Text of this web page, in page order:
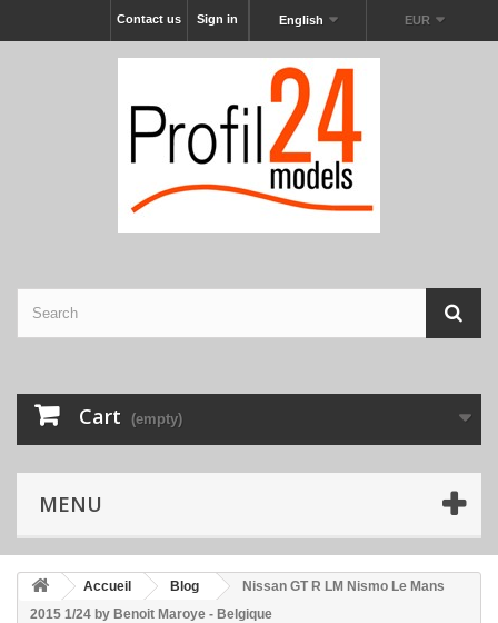
EUR
English
Sign in
Contact us
Cart (empty)
MENU
Accueil Blog
Nissan GT R LM Nismo Le Mans
2015 1/24 by Benoit Maroye - Belgique